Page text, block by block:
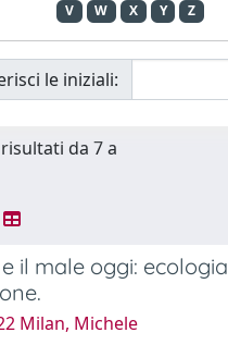
V
W X Y Z
le iniziali:
da 7 a
il male oggi: ecologia
Milan, Michele